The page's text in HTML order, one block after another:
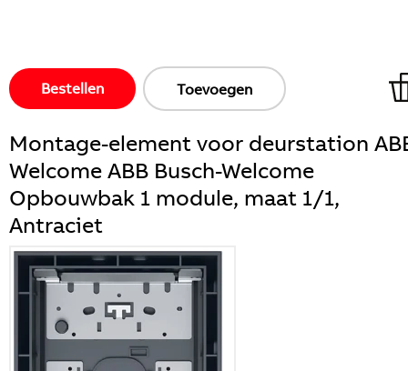
Bestellen Toevoegen
Montage-element voor deurstation
Welcome ABB Busch-Welcome
Opbouwbak 1 module, maat 1/1,
Antraciet